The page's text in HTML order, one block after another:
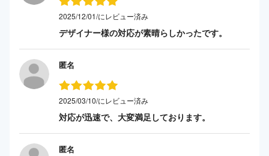
2025/12/01/にレビュー済み
デザイナー様の対応が素晴らしかったです。
匿名
2025/03/10/にレビュー済み
対応が迅速で、大変満足しております。
匿名